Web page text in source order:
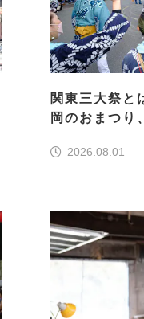
関東三大祭と
岡のおまつり
2026.08.01